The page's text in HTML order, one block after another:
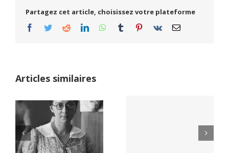
Partagez cet article, choisissez votre plateforme
Facebook
TwitterRedditLinkedInWhatsApp
Tumblr Pinterest
Vk Email
Articles similaires
Netflix Field of
Dreams (1989)
Yaïr Golan : une